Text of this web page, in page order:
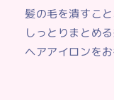
髪の毛を潰すこ
しっとりまとめ
ヘアアイロンを